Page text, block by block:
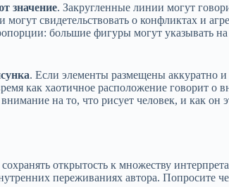
значение. Закругленные линии могут
могут свидетельствовать о конфликтах и
большие фигуры могут указывать
. Если элементы размещены аккуратно
как хаотичное расположение говорит о
на то, что рисует человек, и как он
открытость к множеству
переживаниях автора. Попросите